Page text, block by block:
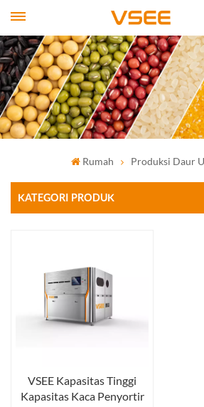
Rumah Produksi Daur
KATEGORI PRODUK
VSEE Kapasitas Tinggi
Kapasitas Kaca Penyortir